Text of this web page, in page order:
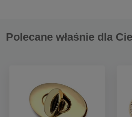
Polecane właśnie dla